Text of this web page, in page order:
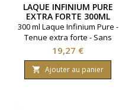
LAQUE INFINIUM PURE
EXTRA FORTE 300ML
300 ml Laque Infinium Pure -
Tenue extra forte - Sans
parfum -L'Oréal
professionnel
Prix
19,27 €
 Ajouter au panier